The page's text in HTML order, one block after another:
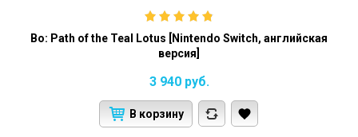
Bo: Path of the Teal Lotus [Nintendo Switch, английская
версия]
3 940 руб.
В корзину